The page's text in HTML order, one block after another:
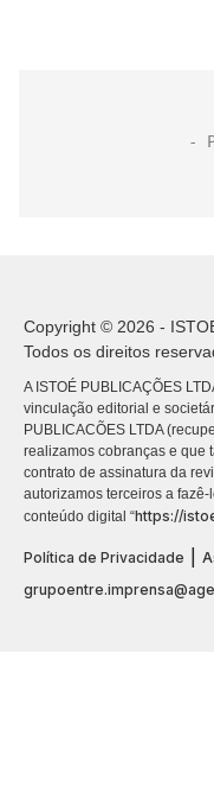
Copyright © 2026 -
Todos os direitos
A ISTOÉ PUBLICAÇÕES
vinculação editorial e
PUBLICACÕES LTDA
realizamos cobranças e que
contrato de assinatura da
autorizamos terceiros a
conteúdo digital “https://
Política de Privacidade